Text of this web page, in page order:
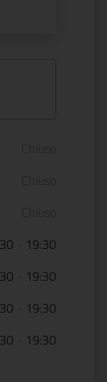
19:30
19:30
19:30
19:30